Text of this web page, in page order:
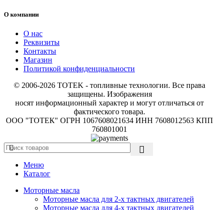
О компании
О нас
Реквизиты
Контакты
Магазин
Политикой конфиденциальности
© 2006-2026 TOTEK - топливные технологии. Все права
защищены. Изображения
носят информационный характер и могут отличаться от
фактического товара.
ООО "ТОТЕК" ОГРН 1067608021634 ИНН 7608012563 КПП
760801001
Меню
Каталог
Моторные масла
Моторные масла для 2-х тактных двигателей
Моторные масла для 4-х тактных двигателей